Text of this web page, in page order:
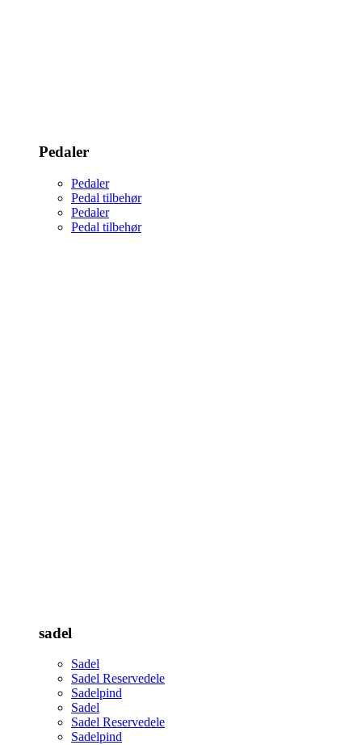
Pedaler
Pedaler
Pedal tilbehør
Pedaler
Pedal tilbehør
sadel
Sadel
Sadel Reservedele
Sadelpind
Sadel
Sadel Reservedele
Sadelpind